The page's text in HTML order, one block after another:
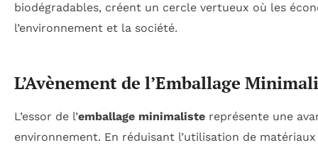
biodégradables, créent un cercle vertueux où les
l’environnement et la société.
L’Avènement de l’Emballage
L’essor de l’emballage minimaliste représente une
environnement. En réduisant l’utilisation de